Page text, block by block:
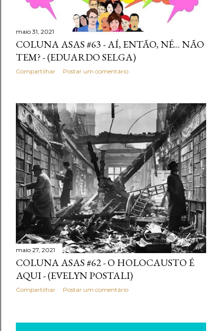
e
n
s
maio 31, 2021
COLUNA ASAS #63 - AÍ, ENTÃO, NÉ... NÃO
TEM? - (EDUARDO SELGA)
Compartilhar Postar um comentário
maio 27, 2021
COLUNA ASAS #62 - O HOLOCAUSTO É
AQUI - (EVELYN POSTALI)
Compartilhar Postar um comentário